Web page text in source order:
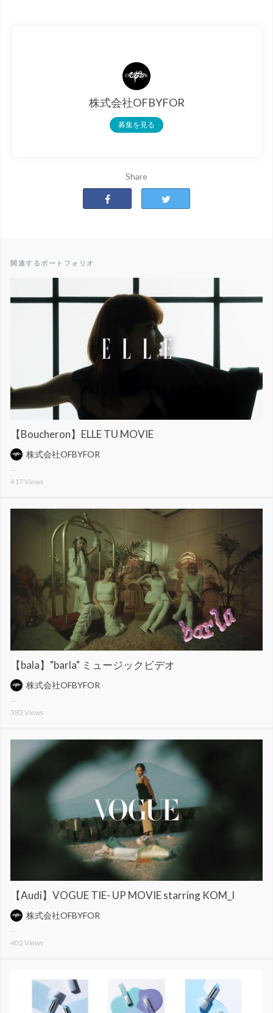
株式会社OFBYFOR
募集を見る
Share
関連するポートフォリオ
【Boucheron】ELLE TU MOVIE
株式会社OFBYFOR
417Views
【bala】"barla" ミュージックビデオ
株式会社OFBYFOR
383 Views
【Audi】VOGUE TIE- UP MOVIE starring KOM_I
株式会社OFBYFOR
402 Views